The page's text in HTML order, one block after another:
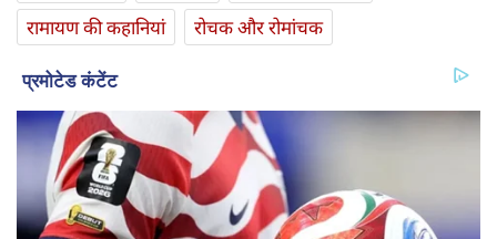
रामायण की कहानियां
रोचक और रोमांचक